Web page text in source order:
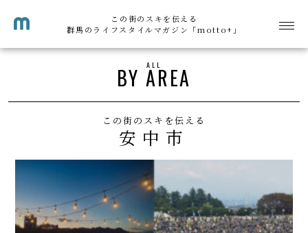
この街のスキを伝える
群馬のライフスタイルマガジン「motto+」
ALL
BY AREA
この街のスキを伝える
安中市